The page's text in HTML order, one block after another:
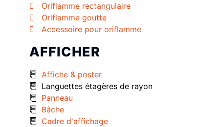
Oriflamme rectangulaire
Oriflamme goutte
Accessoire pour oriflamme
AFFICHER
Affiche & poster
Languettes étagères de rayon
Panneau
Bâche
Cadre d'affichage